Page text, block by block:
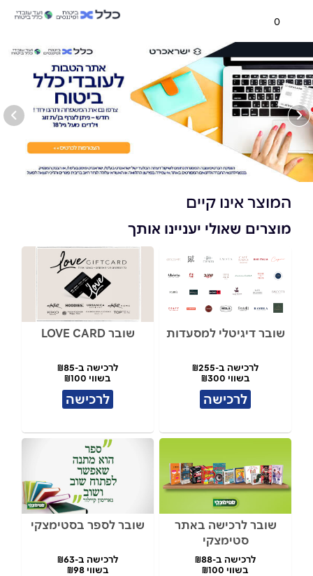
0
המוצר אינו קיים
מוצרים שאולי יעניינו אותך
שובר דיגיטלי למסעדות
לרכישה ב-₪255
בשווי ₪300
לרכישה
שובר LOVE CARD
לרכישה ב-₪85
בשווי ₪100
לרכישה
שובר לרכישה באתר
סטימצקי
לרכישה ב-₪88
בשווי ₪100
שובר לספר בסטימצקי
לרכישה ב-₪63
בשווי ₪98